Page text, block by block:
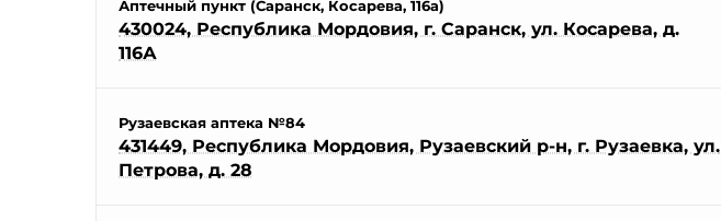
Аптечный пункт (Саранск, Косарева, 116а)
430024, Республика Мордовия, г. Саранск, ул. Косарева, д.
116А
Рузаевская аптека №84
431449, Республика Мордовия, Рузаевский р-н, г. Рузаевка, ул.
Петрова, д. 28